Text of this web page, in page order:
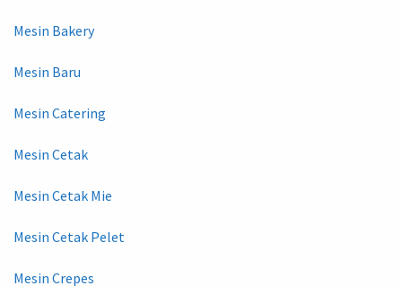
Mesin Bakery
Mesin Baru
Mesin Catering
Mesin Cetak
Mesin Cetak Mie
Mesin Cetak Pelet
Mesin Crepes